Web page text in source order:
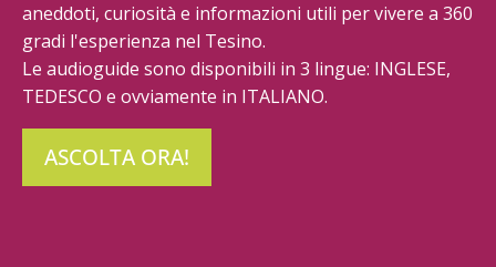
aneddoti, curiosità e informazioni utili per vivere a 360
gradi l'esperienza nel Tesino.
Le audioguide sono disponibili in 3 lingue: INGLESE,
TEDESCO e ovviamente in ITALIANO.
ASCOLTA ORA!